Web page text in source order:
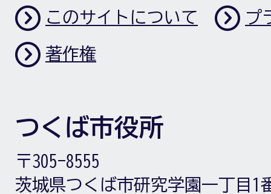
このサイトについて プ
著作権
つくば市役所
〒305-8555
茨城県つくば市研究学園一丁目1